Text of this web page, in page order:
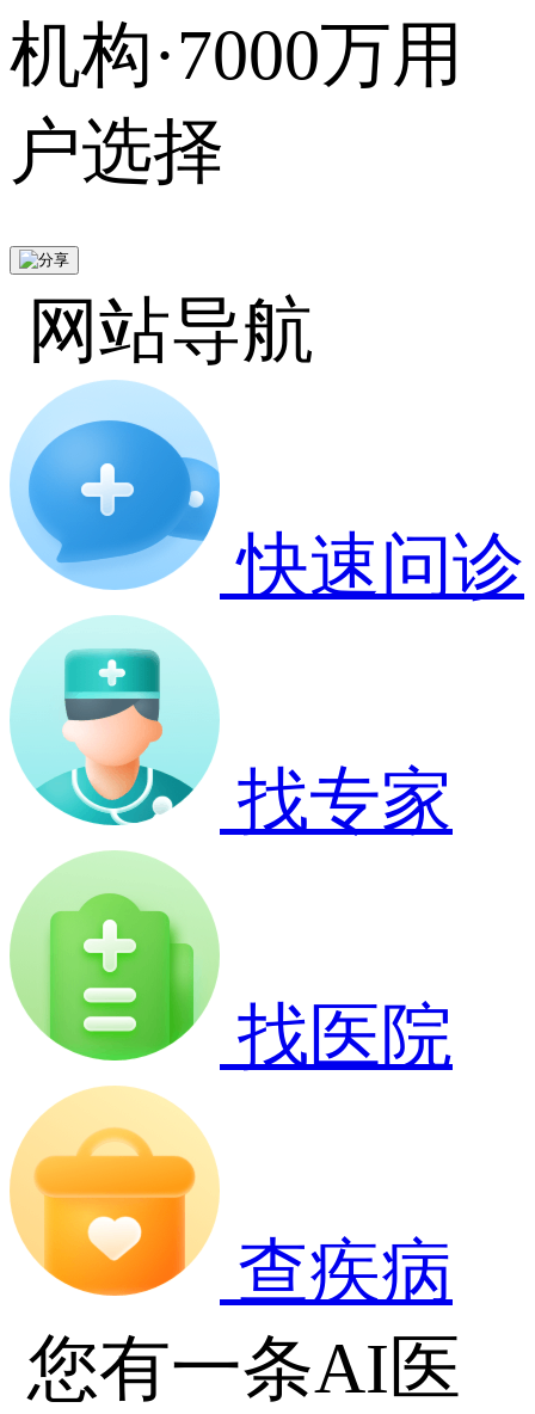
机构·7000万用
户选择
网站导航
快速问诊
找专家
找医院
查疾病
您有一条AI医